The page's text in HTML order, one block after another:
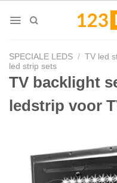
SPECIALE LEDS / TV led
led strip sets
TV backlight
ledstrip voor